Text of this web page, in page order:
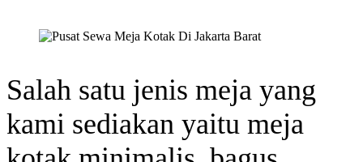
Salah satu jenis meja yang
kami sediakan yaitu meja